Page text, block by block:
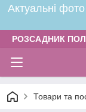
Актуальні
РОЗСАДНИК
Товари та